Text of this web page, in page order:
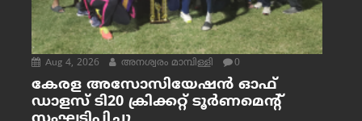
Aug 4, 2026 അനശ്വരം മാമ്പിള്ളി 0
കേരള അസോസിയേഷൻ ഓഫ്
ഡാളസ് ടി20 ക്രിക്കറ്റ് ടൂർണമെന്റ്